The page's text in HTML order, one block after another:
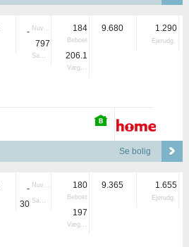
- Nuvær.
797
Samlet
184
Beboet
206.1
Vægtet
9.680 1.290
Ejerudg.
Se bolig
- Nuvær.
30 Samlet
180
Beboet
197
Vægtet
9.365 1.655
Ejerudg.